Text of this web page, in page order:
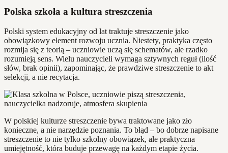
Polska szkoła a kultura streszczenia
Polski system edukacyjny od lat traktuje streszczenie jako
obowiązkowy element rozwoju ucznia. Niestety, praktyka często
rozmija się z teorią – uczniowie uczą się schematów, ale rzadko
rozumieją sens. Wielu nauczycieli wymaga sztywnych reguł (ilość
słów, brak opinii), zapominając, że prawdziwe streszczenie to akt
selekcji, a nie recytacja.
W polskiej kulturze streszczenie bywa traktowane jako zło
konieczne, a nie narzędzie poznania. To błąd – bo dobrze napisane
streszczenie to nie tylko szkolny obowiązek, ale praktyczna
umiejętność, która buduje przewagę na każdym etapie życia.